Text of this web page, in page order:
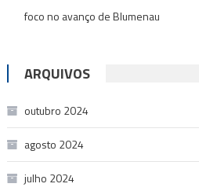
foco no avanço de Blumenau
ARQUIVOS
outubro 2024
agosto 2024
julho 2024